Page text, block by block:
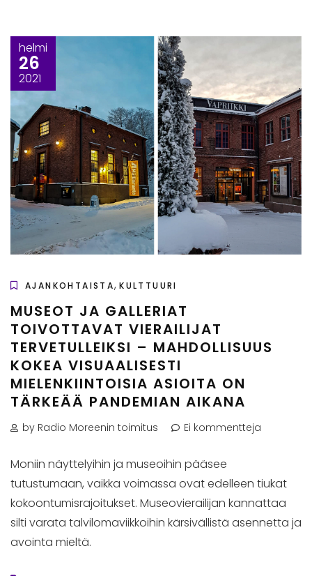
helmi
26
2021
AJANKOHTAISTA,KULTTUURI
MUSEOT JA GALLERIAT
TOIVOTTAVAT VIERAILIJAT
TERVETULLEIKSI – MAHDOLLISUUS
KOKEA VISUAALISESTI
MIELENKIINTOISIA ASIOITA ON
TÄRKEÄÄ PANDEMIAN AIKANA
by Radio Moreenin toimitus Ei kommentteja
Moniin näyttelyihin ja museoihin pääsee
tutustumaan, vaikka voimassa ovat edelleen tiukat
kokoontumisrajoitukset. Museovierailijan kannattaa
silti varata talvilomaviikkoihin kärsivällistä asennetta ja
avointa mieltä.